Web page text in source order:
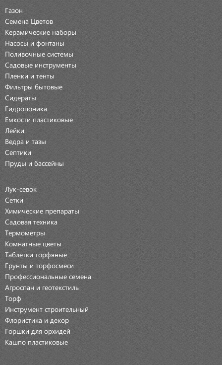
Газон
Семена Цветов
Керамические наборы
Насосы и фонтаны
Поливочные системы
Садовые инструменты
Пленки и тенты
Фильтры бытовые
Сидераты
Гидропоника
Емкости пластиковые
Лейки
Ведра и тазы
Септики
Пруды и бассейны
Лук-севок
Сетки
Химические препараты
Садовая техника
Термометры
Комнатные цветы
Таблетки торфяные
Грунты и торфосмеси
Профессиональные семена
Агроспан и геотекстиль
Торф
Инструмент строительный
Флористика и декор
Горшки для орхидей
Кашпо пластиковые